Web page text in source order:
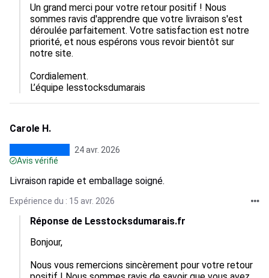
Un grand merci pour votre retour positif ! Nous
sommes ravis d'apprendre que votre livraison s'est
déroulée parfaitement. Votre satisfaction est notre
priorité, et nous espérons vous revoir bientôt sur
notre site.
Cordialement.
L’équipe lesstocksdumarais
Carole H.
24 avr. 2026
Avis vérifié
Livraison rapide et emballage soigné.
Expérience du : 15 avr. 2026
Réponse de Lesstocksdumarais.fr
Bonjour,
Nous vous remercions sincèrement pour votre retour